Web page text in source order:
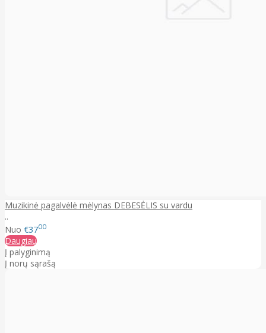
Muzikinė pagalvėlė mėlynas DEBESĖLIS su vardu
..
Nuo €3700
Daugiau
Į palyginimą
Į norų sąrašą